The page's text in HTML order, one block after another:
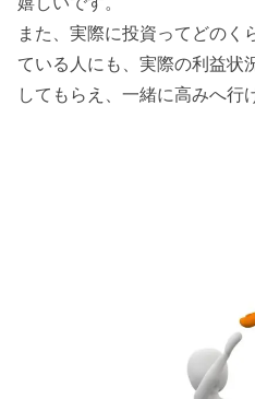
また、実際に投資ってどのく
ている人にも、実際の利益状
してもらえ、一緒に高みへ行